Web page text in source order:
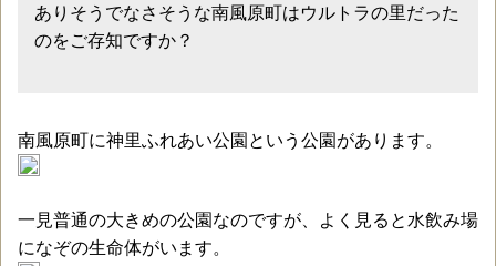
ありそうでなさそうな南風原町はウルトラの里だった
のをご存知ですか？
南風原町に神里ふれあい公園という公園があります。
一見普通の大きめの公園なのですが、よく見ると水飲み場
になぞの生命体がいます。